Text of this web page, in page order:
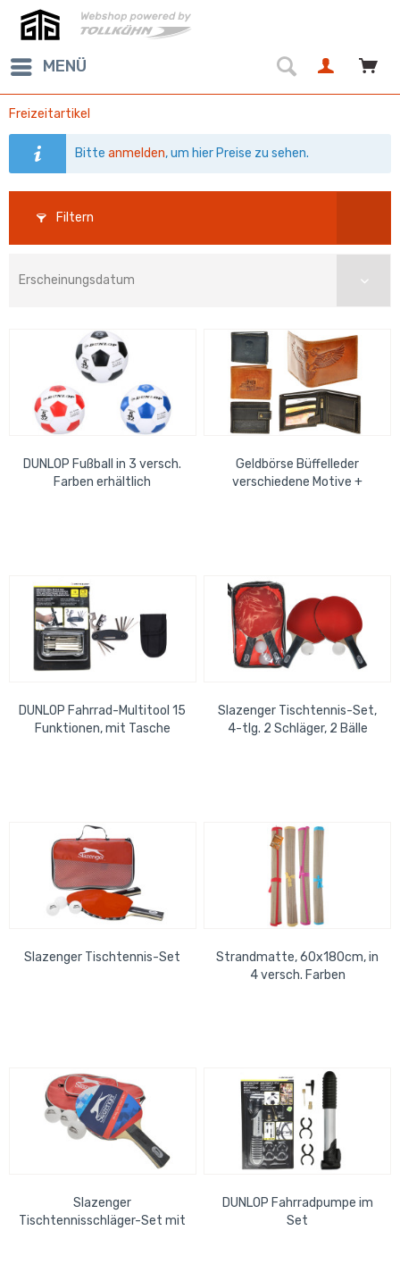
MENÜ
Freizeitartikel
Bitteanmelden, um hier Preise zu sehen.
Filtern
DUNLOP Fußball in 3 versch.
Farben erhältlich
Geldbörse Büffelleder
verschiedene Motive +
DUNLOP Fahrrad-Multitool 15
Funktionen, mit Tasche
Slazenger Tischtennis-Set,
4-tlg. 2 Schläger, 2 Bälle
Slazenger Tischtennis-Set
Strandmatte, 60x180cm, in
4 versch. Farben
Slazenger
Tischtennisschläger-Set mit
DUNLOP Fahrradpumpe im
Set